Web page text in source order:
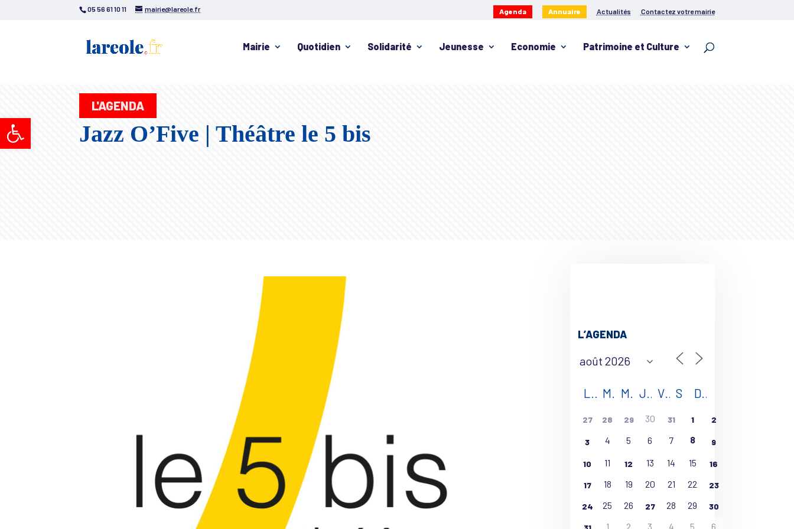
Ouvrir la barre d’outils
05 56 61 10 11 mairie@lareole.fr Agenda Annuaire Actualités Contactez votre mairie
Mairie Quotidien Solidarité Jeunesse Economie Patrimoine et Culture
L'AGENDA
Jazz O’Five | Théâtre le 5 bis
L’AGENDA
M V S D
27 28 29 30 31 1 2
3 4 5 6 7 8 9
10 11 12 13 14 15 16
17 18 19 20 21 22 23
24 25 26 27 28 29 30
1 2 3 4 5 6